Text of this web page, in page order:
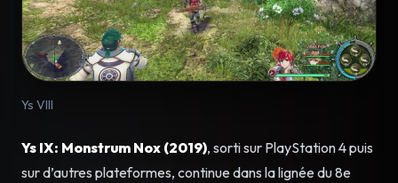
Ys VIII
Ys IX: Monstrum Nox (2019), sorti sur PlayStation 4 puis
sur d’autres plateformes, continue dans la lignée du 8e